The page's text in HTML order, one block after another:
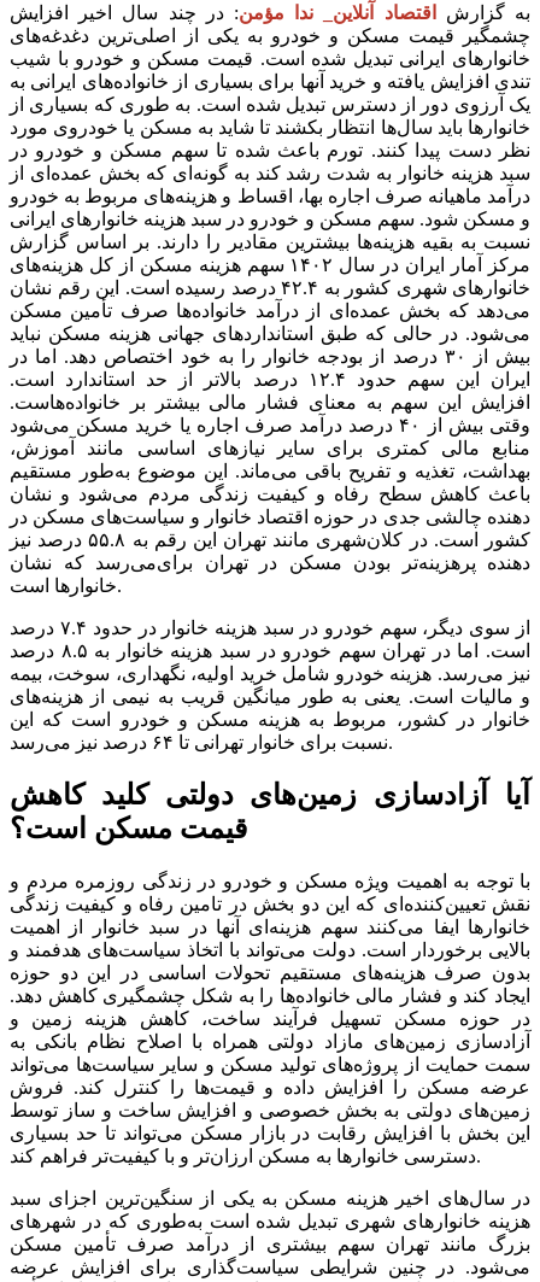
به گزارش اقتصاد آنلاین_ ندا مؤمن: در چند سال اخیر افزایش
چشمگیر قیمت مسکن و خودرو به یکی از اصلی‌ترین دغدغه‌های
خانوار‌های ایرانی تبدیل شده است. قیمت مسکن و خودرو با شیب
تندی افزایش یافته و خرید آنها برای بسیاری از خانواده‌های ایرانی به
یک آرزوی دور از دسترس تبدیل شده است. به طوری که بسیاری از
خانوار‌ها باید سال‌ها انتظار بکشند تا شاید به مسکن یا خودروی مورد
نظر دست پیدا کنند. تورم باعث شده تا سهم مسکن و خودرو در
سبد هزینه خانوار به شدت رشد کند به گونه‌ای که بخش عمده‌ای از
درآمد ماهیانه صرف اجاره بها، اقساط و هزینه‌های مربوط به خودرو
و مسکن شود. سهم مسکن و خودرو در سبد هزینه خانوار‌های ایرانی
نسبت به بقیه هزینه‌ها بیشترین مقادیر را دارند. بر اساس گزارش
مرکز آمار ایران در سال ۱۴۰۲ سهم هزینه مسکن از کل هزینه‌های
خانوار‌های شهری کشور به ۴۲.۴ درصد رسیده است. این رقم نشان
می‌دهد که بخش عمده‌ای از درآمد خانواده‌ها صرف تأمین مسکن
می‌شود. در حالی که طبق استاندارد‌های جهانی هزینه مسکن نباید
بیش از ۳۰ درصد از بودجه خانوار را به خود اختصاص دهد. اما در
ایران این سهم حدود ۱۲.۴ درصد بالاتر از حد استاندارد است.
افزایش این سهم به معنای فشار مالی بیشتر بر خانواده‌هاست.
وقتی بیش از ۴۰ درصد درآمد صرف اجاره یا خرید مسکن می‌شود
منابع مالی کمتری برای سایر نیاز‌های اساسی مانند آموزش،
بهداشت، تغذیه و تفریح باقی می‌ماند. این موضوع به‌طور مستقیم
باعث کاهش سطح رفاه و کیفیت زندگی مردم می‌شود و نشان
دهنده چالشی جدی در حوزه اقتصاد خانوار و سیاست‌های مسکن در
کشور است. در کلان‌شهری مانند تهران این رقم به ۵۵.۸ درصد نیز
می‌رسد که نشان‎‌دهنده پرهزینه‌تر بودن مسکن در تهران برای
خانوار‌ها است.
از سوی دیگر، سهم خودرو در سبد هزینه خانوار در حدود ۷.۴ درصد
است. اما در تهران سهم خودرو در سبد هزینه خانوار به ۸.۵ درصد
نیز می‌رسد. هزینه خودرو شامل خرید اولیه، نگهداری، سوخت، بیمه
و مالیات است. یعنی به طور میانگین قریب به نیمی از هزینه‌های
خانوار در کشور، مربوط به هزینه مسکن و خودرو است که این
نسبت برای خانوار تهرانی تا ۶۴ درصد نیز می‌رسد.
آیا آزادسازی زمین‌های دولتی کلید کاهش
قیمت مسکن است؟
با توجه به اهمیت ویژه مسکن و خودرو در زندگی روزمره مردم و
نقش تعیین‌کننده‌ای که این دو بخش در تامین رفاه و کیفیت زندگی
خانوار‌ها ایفا می‌کنند سهم هزینه‌ای آنها در سبد خانوار از اهمیت
بالایی برخوردار است. دولت می‌تواند با اتخاذ سیاست‌های هدفمند و
بدون صرف هزینه‌های مستقیم تحولات اساسی در این دو حوزه
ایجاد کند و فشار مالی خانواده‌ها را به شکل چشمگیری کاهش دهد.
در حوزه مسکن تسهیل فرآیند ساخت، کاهش هزینه زمین و
آزادسازی زمین‌های مازاد دولتی همراه با اصلاح نظام بانکی به
سمت حمایت از پروژه‌های تولید مسکن و سایر سیاست‌ها می‌تواند
عرضه مسکن را افزایش داده و قیمت‌ها را کنترل کند. فروش
زمین‌های دولتی به بخش خصوصی و افزایش ساخت و ساز توسط
این بخش با افزایش رقابت در بازار مسکن می‌تواند تا حد بسیاری
دسترسی خانوار‌ها به مسکن ارزان‌تر و با کیفیت‌تر فراهم کند.
در سال‌های اخیر هزینه مسکن به یکی از سنگین‌ترین اجزای سبد
هزینه خانوار‌های شهری تبدیل شده است به‌طوری که در شهر‌های
بزرگ مانند تهران سهم بیشتری از درآمد صرف تأمین مسکن
می‌شود. در چنین شرایطی سیاست‌گذاری برای افزایش عرضه